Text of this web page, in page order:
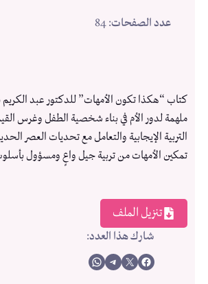
عدد الصفحات: 84
كتاب “هكذا تكون الأمهات” للدكتور عبد الكريم
ملهمة لدور الأم في بناء شخصية الطفل وغرس
التربية الإيجابية والتعامل مع تحديات العصر
تمكين الأمهات من تربية جيل واعٍ ومسؤول
تنزيل الملف
شارك هذا العدد:
Share on Facebook
Share on X
Share on Telegram
Share on WhatsApp